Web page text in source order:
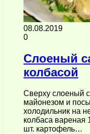
08.08.2019
0
Слоеный
колбасой
Сверху слоеный
майонезом и
холодильник на
колбаса вареная
шт. картофель…